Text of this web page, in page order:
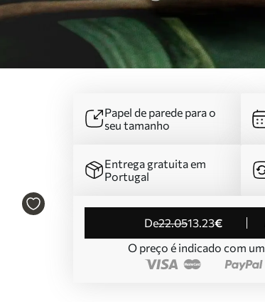
Papel de parede para o
seu tamanho
Entrega gratuita em
Portugal
de22.0513.23€
O preço é indicado com um